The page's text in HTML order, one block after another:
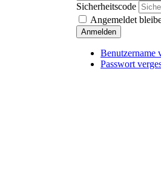
Sicherheitscode
Angemeldet
Anmelden
Benutzername
Passwort